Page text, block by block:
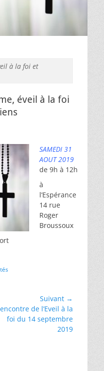
à la foi et
éveil à la foi
SAMEDI 31
AOUT 2019
de 9h à 12h
à
l’Espérance
14 rue
Roger
Broussoux
Suivant →
:
de l’Eveil à la
foi du 14 septembre
2019